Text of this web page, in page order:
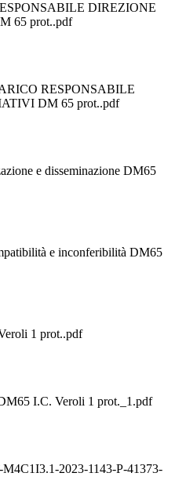
DIREZIONE
65 prot..pdf
RESPONSABILE
DM 65 prot..pdf
e disseminazione DM65
e inconferibilità DM65
1 prot..pdf
I.C. Veroli 1 prot._1.pdf
2023-1143-P-41373-